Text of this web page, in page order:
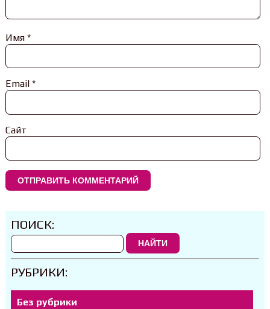
Имя *
Email *
Сайт
ПОИСК:
НАЙТИ
РУБРИКИ:
Без рубрики